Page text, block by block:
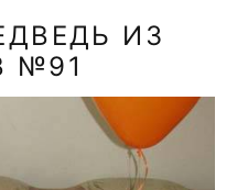
ИЗ
№91